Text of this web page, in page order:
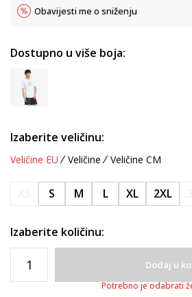
Obavijesti me o sniženju
Dostupno u više boja:
Izaberite veličinu:
Veličine EU Veličine Veličine CM
S M L XL 2XL
Izaberite količinu:
Dodaj u
Potrebno je odabrati